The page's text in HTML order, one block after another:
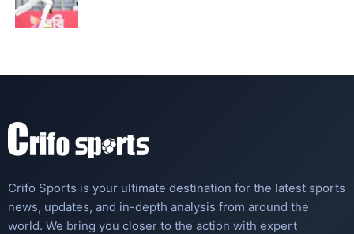
Crifo Sports is your ultimate destination for the latest sports
news, updates, and in-depth analysis from around the
world. We bring you closer to the action with expert